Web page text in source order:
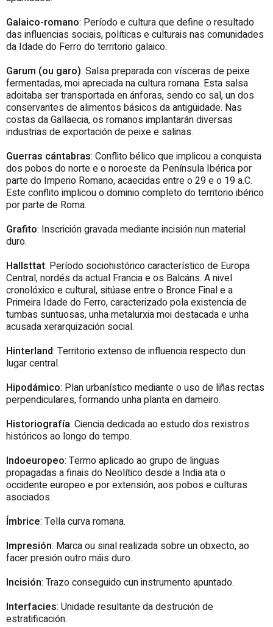
Galaico-romano: Período e cultura que define o resultado
das influencias sociais, políticas e culturais nas comunidades
da Idade do Ferro do territorio galaico.
Garum (ou garo): Salsa preparada con vísceras de peixe
fermentadas, moi apreciada na cultura romana. Esta salsa
adoitaba ser transportada en ánforas, sendo co sal, un dos
conservantes de alimentos básicos da antigüidade. Nas
costas da Gallaecia, os romanos implantarán diversas
industrias de exportación de peixe e salinas.
Guerras cántabras: Conflito bélico que implicou a conquista
dos pobos do norte e o noroeste da Península Ibérica por
parte do Imperio Romano, acaecidas entre o 29 e o 19 a.C.
Este conflito implicou o dominio completo do territorio ibérico
por parte de Roma.
Grafito: Inscrición gravada mediante incisión nun material
duro.
Hallsttat: Período sociohistórico característico de Europa
Central, nordés da actual Francia e os Balcáns. A nivel
cronolóxico e cultural, sitúase entre o Bronce Final e a
Primeira Idade do Ferro, caracterizado pola existencia de
tumbas suntuosas, unha metalurxia moi destacada e unha
acusada xerarquización social.
Hinterland: Territorio extenso de influencia respecto dun
lugar central.
Hipodámico: Plan urbanístico mediante o uso de liñas rectas
perpendiculares, formando unha planta en dameiro.
Historiografía: Ciencia dedicada ao estudo dos rexistros
históricos ao longo do tempo.
Indoeuropeo: Termo aplicado ao grupo de linguas
propagadas a finais do Neolítico desde a India ata o
occidente europeo e por extensión, aos pobos e culturas
asociados.
Ímbrice: Tella curva romana.
Impresión: Marca ou sinal realizada sobre un obxecto, ao
facer presión outro máis duro.
Incisión: Trazo conseguido cun instrumento apuntado.
Interfacies: Unidade resultante da destrución de
estratificación.